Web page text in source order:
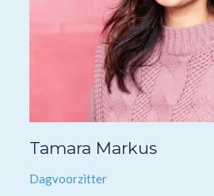
Tamara Markus
Dagvoorzitter